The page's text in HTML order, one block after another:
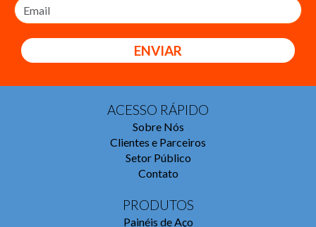
ENVIAR
ACESSO RÁPIDO
Sobre Nós
Clientes e Parceiros
Setor Público
Contato
PRODUTOS
Painéis de Aço